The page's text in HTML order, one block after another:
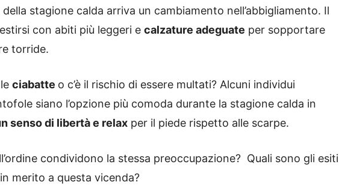
stagione calda arriva un cambiamento nell’abbigliamento. Il
con abiti più leggeri e calzature adeguate per sopportare
torride.
ciabatte o c’è il rischio di essere multati? Alcuni individui
siano l’opzione più comoda durante la stagione calda in
senso di libertà e relax per il piede rispetto alle scarpe.
condividono la stessa preoccupazione? Quali sono gli esiti
merito a questa vicenda?